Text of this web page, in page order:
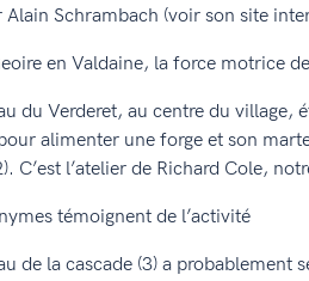
Alain Schrambach (voir son site
en Valdaine, la force motrice
du Verderet, au centre du
alimenter une forge et son
C’est l’atelier de Richard Cole,
témoignent de l’activité
de la cascade (3) a